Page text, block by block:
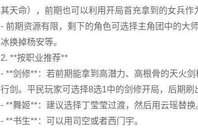
其天命），前期也可以利用开局首充拿到的女兵作
- 前期资源有限，剩下的角色可选择主角团中的大
冰换掉杨安等。
2. **按职业推荐**
- **剑修**：若前期能拿到高潜力、高根骨的天火
行剑。平民玩家可选择8选1中的剑修开局，后期刷
- **舞姬**：建议选择丁莹莹过渡，然后用云瑶替换
- **书生**：可以用司空或者西门宇。